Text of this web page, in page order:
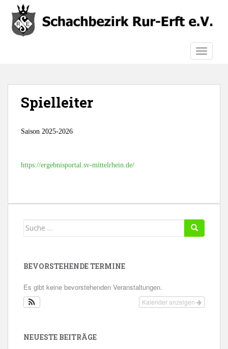
Spielleiter
Saison 2025-2026
https://ergebnisportal.sv-mittelrhein.de/
Suche
BEVORSTEHENDE TERMINE
Es gibt keine bevorstehenden Veranstaltungen.
Kalender anzeigen
NEUESTE BEITRÄGE